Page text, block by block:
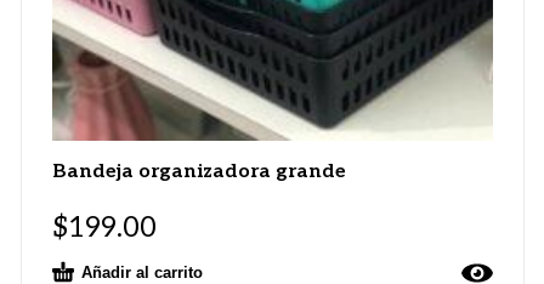
Bandeja organizadora grande
$199.00
Añadir al carrito